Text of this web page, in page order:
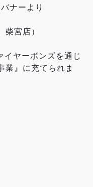
ナーより
柴宮店）
ヤーボンズを通じ
業』に充てられま